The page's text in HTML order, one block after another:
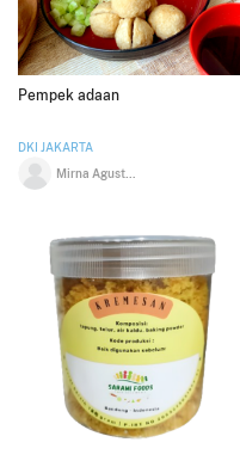
Pempek adaan
DKI JAKARTA